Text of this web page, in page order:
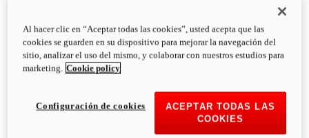
Diavel
V4
Diavel V4
126 NmTorque
223 kg
PESO HÚMEDO SIN
Al hacer clic en “Aceptar todas las cookies”, usted acepta que las
cookies se guarden en su dispositivo para mejorar la navegación del
sitio, analizar el uso del mismo, y colaborar con nuestros estudios para
marketing. Cookie policy
ACEPTAR TODAS LAS
COOKIES
Configuración de cookies